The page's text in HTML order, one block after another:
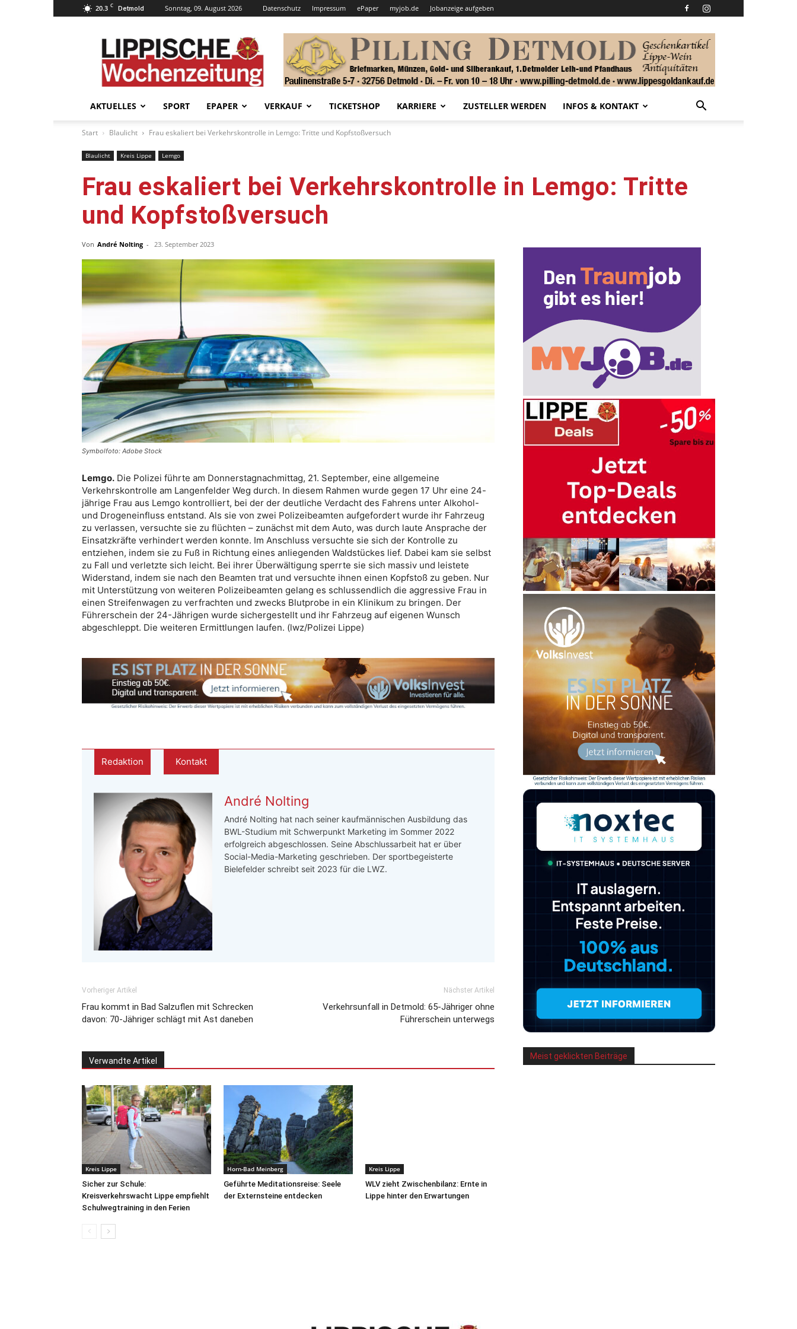
20.3 C Detmold Sonntag, 09. August 2026 Datenschutz Impressum ePaper myjob.de Jobanzeige aufgeben
Lippische
Wochenzeitung
–
LWZ24.de
AKTUELLES SPORT EPAPER VERKAUF TICKETSHOP KARRIERE ZUSTELLER WERDEN INFOS & KONTAKT
Start Blaulicht Frau eskaliert bei Verkehrskontrolle in Lemgo: Tritte und Kopfstoßversuch
Blaulicht Kreis Lippe Lemgo
Frau eskaliert bei Verkehrskontrolle in Lemgo: Tritte
und Kopfstoßversuch
Von André Nolting - 23. September 2023
Symbolfoto: Adobe Stock
Lemgo. Die Polizei führte am Donnerstagnachmittag, 21. September, eine allgemeine
Verkehrskontrolle am Langenfelder Weg durch. In diesem Rahmen wurde gegen 17 Uhr eine 24-
jährige Frau aus Lemgo kontrolliert, bei der der deutliche Verdacht des Fahrens unter Alkohol-
und Drogeneinfluss entstand. Als sie von zwei Polizeibeamten aufgefordert wurde ihr Fahrzeug
zu verlassen, versuchte sie zu flüchten – zunächst mit dem Auto, was durch laute Ansprache der
Einsatzkräfte verhindert werden konnte. Im Anschluss versuchte sie sich der Kontrolle zu
entziehen, indem sie zu Fuß in Richtung eines anliegenden Waldstückes lief. Dabei kam sie selbst
zu Fall und verletzte sich leicht. Bei ihrer Überwältigung sperrte sie sich massiv und leistete
Widerstand, indem sie nach den Beamten trat und versuchte ihnen einen Kopfstoß zu geben. Nur
mit Unterstützung von weiteren Polizeibeamten gelang es schlussendlich die aggressive Frau in
einen Streifenwagen zu verfrachten und zwecks Blutprobe in ein Klinikum zu bringen. Der
Führerschein der 24-Jährigen wurde sichergestellt und ihr Fahrzeug auf eigenen Wunsch
abgeschleppt. Die weiteren Ermittlungen laufen. (lwz/Polizei Lippe)
Redaktion Kontakt
André Nolting
André Nolting hat nach seiner kaufmännischen Ausbildung das
BWL-Studium mit Schwerpunkt Marketing im Sommer 2022
erfolgreich abgeschlossen. Seine Abschlussarbeit hat er über
Social-Media-Marketing geschrieben. Der sportbegeisterte
Bielefelder schreibt seit 2023 für die LWZ.
Vorheriger Artikel
Frau kommt in Bad Salzuflen mit Schrecken
davon: 70-Jähriger schlägt mit Ast daneben
Nächster Artikel
Verkehrsunfall in Detmold: 65-Jähriger ohne
Führerschein unterwegs
Verwandte Artikel
Kreis Lippe
Sicher zur Schule:
Kreisverkehrswacht Lippe empfiehlt
Schulwegtraining in den Ferien
Horn-Bad Meinberg
Geführte Meditationsreise: Seele
der Externsteine entdecken
Kreis Lippe
WLV zieht Zwischenbilanz: Ernte in
Lippe hinter den Erwartungen
Meist geklickten Beiträge